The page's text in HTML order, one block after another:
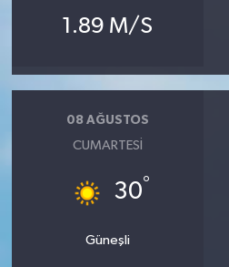
1.89 M/S
08 AĞUSTOS
CUMARTESI
30°
Güneşli